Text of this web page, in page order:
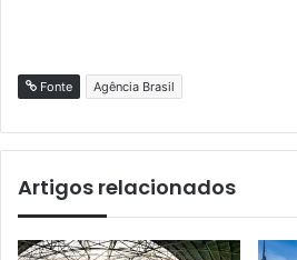
Fonte Agência Brasil
Artigos relacionados